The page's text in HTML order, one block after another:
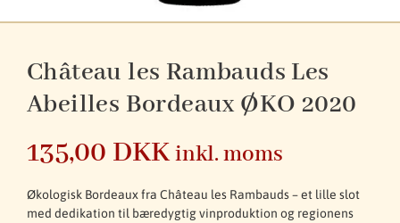
Château les Rambauds Les
Abeilles Bordeaux ØKO 2020
135,00 DKKinkl. moms
Økologisk Bordeaux fra Château les Rambauds – et lille slot
med dedikation til bæredygtig vinproduktion og regionens